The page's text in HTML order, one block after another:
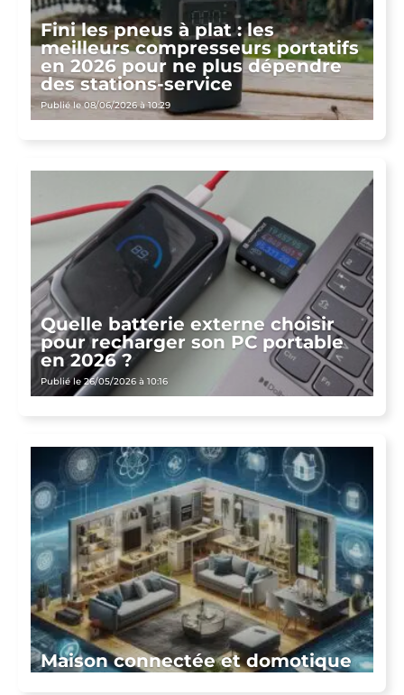
Fini les pneus à plat : les
meilleurs compresseurs portatifs
en 2026 pour ne plus dépendre
des stations-service
Publié le 08/06/2026 à 10:29
Quelle batterie externe choisir
pour recharger son PC portable
en 2026 ?
Publié le 26/05/2026 à 10:16
Maison connectée et domotique